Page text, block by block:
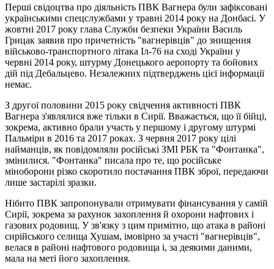
Перші свідоцтва про діяльність ПВК Вагнера були зафіксовані
українськими спецслужбами у травні 2014 року на Донбасі. У
жовтні 2017 року глава Служби безпеки України Василь
Грицак заявив про причетність "вагнерівців" до знищення
військово-транспортного літака Іл-76 на сході України у
червні 2014 року, штурму Донецького аеропорту та бойових
дій під Дебальцево. Незалежних підтверджень цієї інформації
немає.
З другої половини 2015 року свідчення активності ПВК
Вагнера з'являлися вже тільки в Сирії. Вважається, що її бійці,
зокрема, активно брали участь у першому і другому штурмі
Пальміри в 2016 та 2017 роках. З червня 2017 року цілі
найманців, як повідомляли російські ЗМІ РБК та "Фонтанка",
змінилися. "Фонтанка" писала про те, що російське
міноборони різко скоротило постачання ПВК зброї, передаючи
лише застарілі зразки.
Нібито ПВК запропонували отримувати фінансування у самій
Сирії, зокрема за рахунок захоплення й охорони нафтових і
газових родовищ. У зв'язку з цим примітно, що атака в районі
сирійського селища Хушам, імовірно за участі "вагнерівців",
велася в районі нафтового родовища і, за деякими даними,
мала на меті його захоплення.